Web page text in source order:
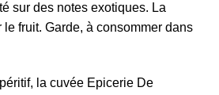
sur des notes exotiques. La
fruit. Garde, à consommer dans
la cuvée Epicerie De